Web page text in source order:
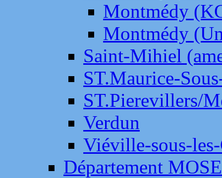
Montmédy
Montmédy
Saint-Mihiel
ST.Maurice-
ST.Pierevillers/
Verdun
Viéville-sous-
Département